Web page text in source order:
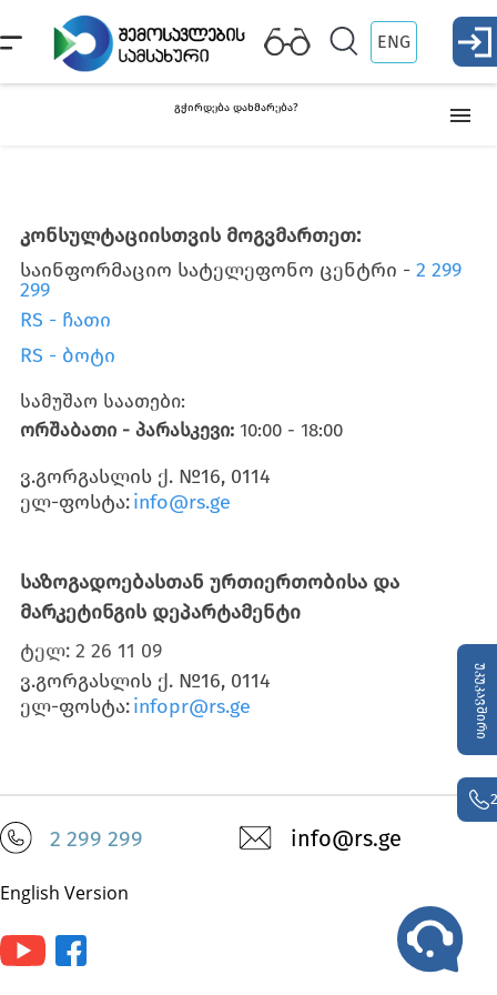
ENG
უკუკავშირი
გჭირდება დახმარება?
გაფორმების ეკონომიკური ზონები /გაფორმების
განყოფილებები
საბაჟო გამშვები პუნქტები
ინფორმაცია უფლებამოსილ პირზე
კონსულტაციისთვის მოგვმართეთ:
საინფორმაციო სატელეფონო ცენტრი - 2 299
299
RS - ჩათი
RS - ბოტი
სამუშაო საათები:
ორშაბათი - პარასკევი: 10:00 - 18:00
ვ.გორგასლის ქ. №16, 0114
ელ-ფოსტა:info@rs.ge
საზოგადოებასთან ურთიერთობისა და
მარკეტინგის დეპარტამენტი
ტელ: 2 26 11 09
ვ.გორგასლის ქ. №16, 0114
ელ-ფოსტა:infopr@rs.ge
English Version
info@rs.ge
2 299 299